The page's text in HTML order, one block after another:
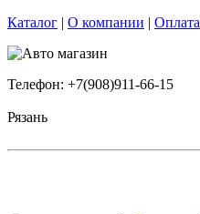
Каталог | О компании | Оплата
Телефон: +7(908)911-66-15
Рязань